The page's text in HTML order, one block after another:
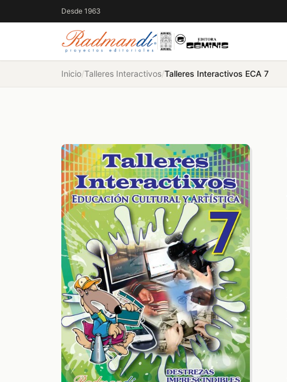
Desde 1963
Inicio/Talleres Interactivos/Talleres Interactivos ECA 7